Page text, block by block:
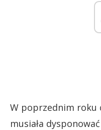
W poprzednim roku
musiała